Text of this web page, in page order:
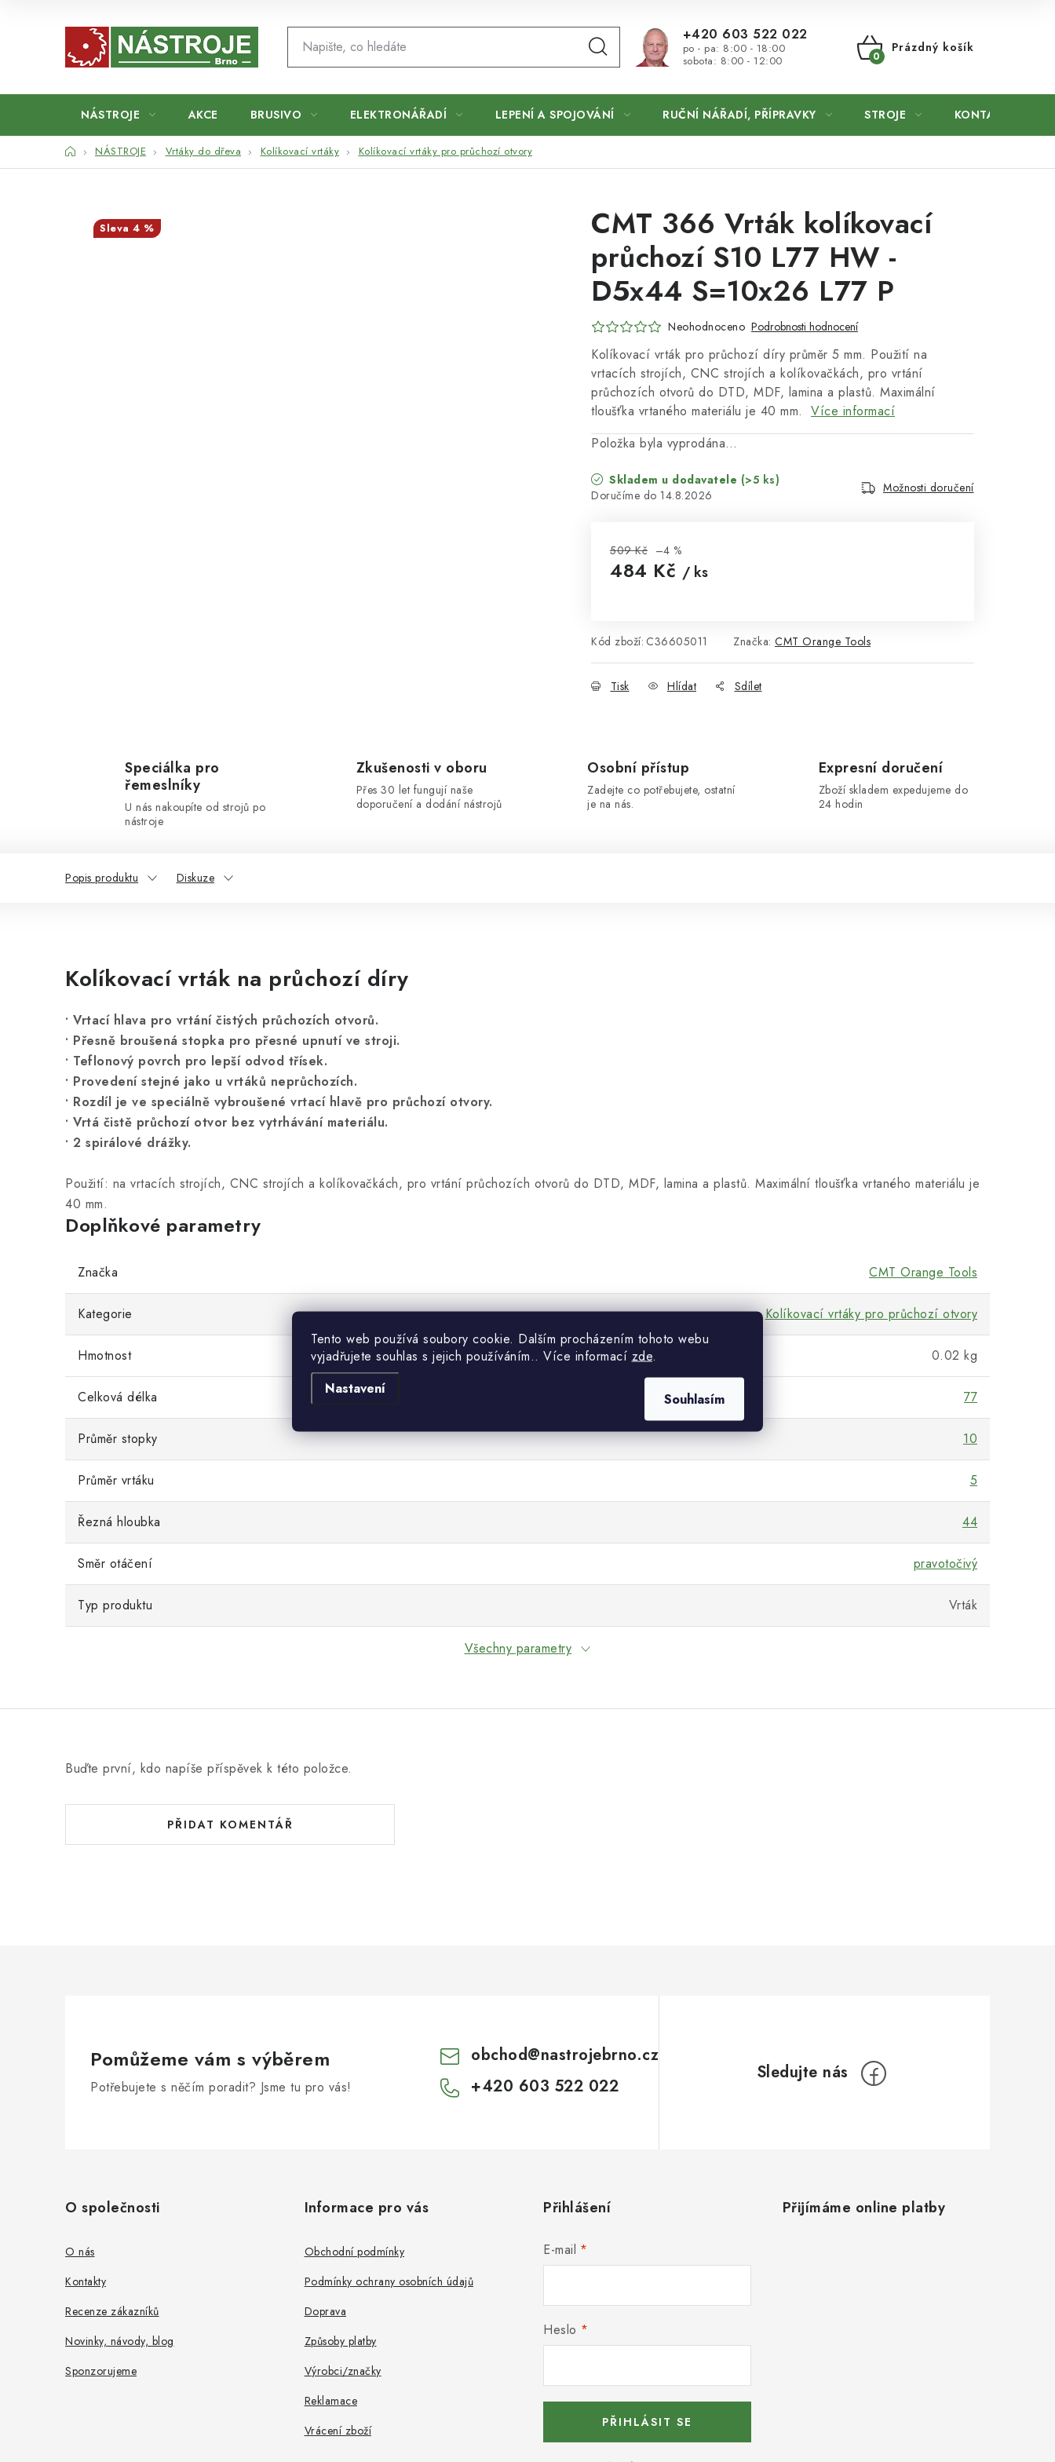
Tento web používá soubory cookie. Dalším procházením tohoto webu
vyjadřujete souhlas s jejich používáním.. Více informací zde.
Nastavení
Souhlasím
+420 603 522 022
po - pa: 8:00 - 18:00
sobota: 8:00 - 12:00
NÁKUPNÍ
Prázdný košík
NÁSTROJE AKCE BRUSIVO ELEKTRONÁŘADÍ LEPENÍ A SPOJOVÁNÍ RUČNÍ NÁŘADÍ, PŘÍPRAVKY STROJE KONTAKTY
DomůNÁSTROJE Vrtáky do dřeva Kolíkovací vrtáky Kolíkovací vrtáky pro průchozí otvory
CMT 366 Vrták kolíkovací
průchozí S10 L77 HW -
D5x44 S=10x26 L77 P
Neohodnoceno Podrobnosti hodnocení
Kolíkovací vrták pro průchozí díry průměr 5 mm. Použití na
vrtacích strojích, CNC strojích a kolíkovačkách, pro vrtání
průchozích otvorů do DTD, MDF, lamina a plastů. Maximální
tloušťka vrtaného materiálu je 40 mm. Více informací
Položka byla vyprodána…
Skladem u dodavatele (>5 ks)
14.8.2026
Možnosti doručení
509 Kč –4 %
484 Kč / ks
Kód zboží: C36605011 Značka: CMT Orange Tools
Tisk Hlídat Sdílet
4 %
Speciálka pro
řemeslníky
U nás nakoupíte od strojů po
nástroje
Zkušenosti v oboru
Přes 30 let fungují naše
doporučení a dodání nástrojů
Osobní přístup
Zadejte co potřebujete, ostatní
je na nás.
Expresní doručení
Zboží skladem expedujeme do
24 hodin
Popis produktu Diskuze
Kolíkovací vrták na průchozí díry
• Vrtací hlava pro vrtání čistých průchozích otvorů.
• Přesně broušená stopka pro přesné upnutí ve stroji.
• Teflonový povrch pro lepší odvod třísek.
• Provedení stejné jako u vrtáků neprůchozích.
• Rozdíl je ve speciálně vybroušené vrtací hlavě pro průchozí otvory.
• Vrtá čistě průchozí otvor bez vytrhávání materiálu.
• 2 spirálové drážky.
Použití: na vrtacích strojích, CNC strojích a kolíkovačkách, pro vrtání průchozích otvorů do DTD, MDF, lamina a plastů. Maximální tloušťka vrtaného materiálu je
40 mm.
Doplňkové parametry
Značka CMT Orange Tools
Kategorie Kolíkovací vrtáky pro průchozí otvory
Hmotnost 0.02 kg
Celková délka 77
Průměr stopky 10
Průměr vrtáku 5
Řezná hloubka 44
Směr otáčení pravotočivý
Typ produktu Vrták
Všechny parametry
Buďte první, kdo napíše příspěvek k této položce.
PŘIDAT KOMENTÁŘ
Pomůžeme vám s výběrem
Potřebujete s něčím poradit? Jsme tu pro vás!
obchod@nastrojebrno.cz
+420 603 522 022
O společnosti
O nás
Kontakty
Recenze zákazníků
Novinky, návody, blog
Sponzorujeme
Informace pro vás
Obchodní podmínky
Podmínky ochrany osobních údajů
Doprava
Způsoby platby
Výrobci/značky
Reklamace
Vrácení zboží
Přihlášení
E-mail
Heslo
PŘIHLÁSIT SE
Přijímáme online platby